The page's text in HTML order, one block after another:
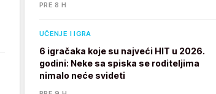
PRE 8 H
UČENJE I IGRA
6 igračaka koje su najveći HIT u 2026.
godini: Neke sa spiska se roditeljima
nimalo neće svideti